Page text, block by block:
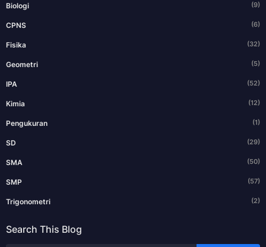
Biologi (9)
CPNS (6)
Fisika (32)
Geometri (5)
IPA (52)
Kimia (12)
Pengukuran (1)
SD (29)
SMA (50)
SMP (57)
Trigonometri (2)
Search This Blog